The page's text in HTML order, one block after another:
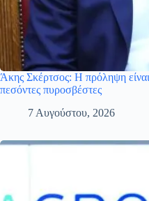
Άκης Σκέρτσος: Η πρόληψη
πεσόντες πυροσβέστες
7 Αυγούστου, 2026